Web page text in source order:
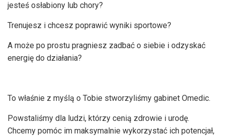
jesteś osłabiony lub chory?
Trenujesz i chcesz poprawić wyniki sportowe?
A może po prostu pragniesz zadbać o siebie i odzyskać
energię do działania?
To właśnie z myślą o Tobie stworzyliśmy gabinet Omedic.
Powstaliśmy dla ludzi, którzy cenią zdrowie i urodę.
Chcemy pomóc im maksymalnie wykorzystać ich potencjał,